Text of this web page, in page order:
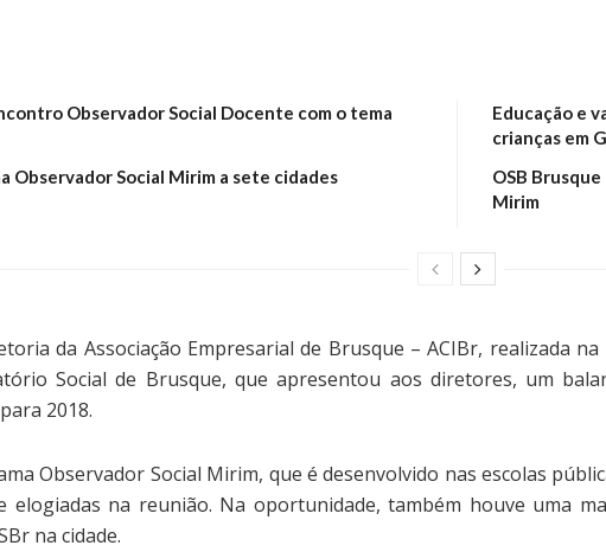
Observador Social Docente com o tema
Observador Social Mirim a sete cidades
Educação e
crianças em
OSB
Mirim
da Associação Empresarial de Brusque – ACIBr, realizada
Social de Brusque, que apresentou aos diretores, um
2018.
Observador Social Mirim, que é desenvolvido nas escolas
elogiadas na reunião. Na oportunidade, também houve uma
na cidade.